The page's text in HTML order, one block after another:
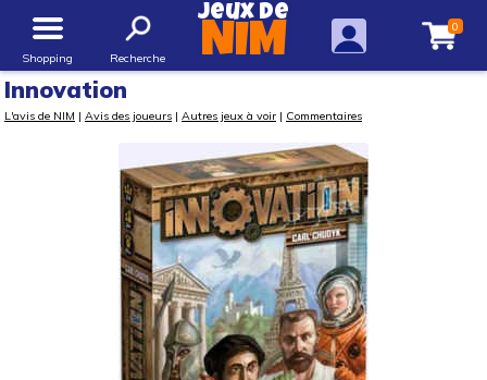
Shopping Recherche
Jeux de
NIM 0
Innovation
L'avis de NIM | Avis des joueurs | Autres jeux à voir | Commentaires